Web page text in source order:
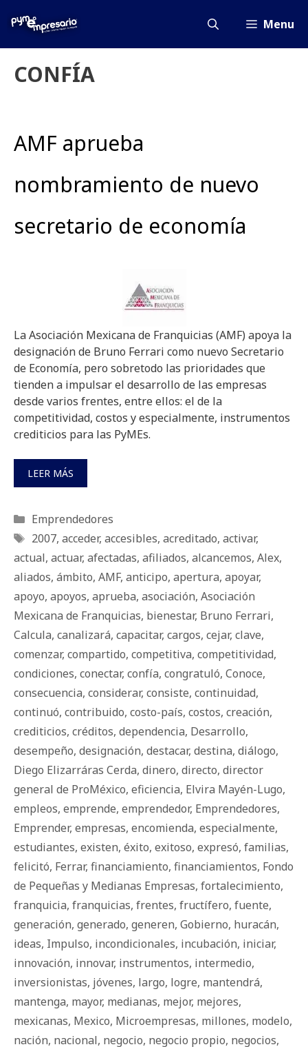
Menu
CONFÍA
AMF aprueba
nombramiento de nuevo
secretario de economía
La Asociación Mexicana de Franquicias (AMF) apoya la
designación de Bruno Ferrari como nuevo Secretario
de Economía, pero sobretodo las prioridades que
tienden a impulsar el desarrollo de las empresas
desde varios frentes, entre ellos: el de la
competitividad, costos y especialmente, instrumentos
crediticios para las PyMEs.
LEER MÁS
Categorías
Emprendedores
Etiquetas
2007, acceder, accesibles, acreditado, activar,
actual, actuar, afectadas, afiliados, alcancemos, Alex,
aliados, ámbito, AMF, anticipo, apertura, apoyar,
apoyo, apoyos, aprueba, asociación, Asociación
Mexicana de Franquicias, bienestar, Bruno Ferrari,
Calcula, canalizará, capacitar, cargos, cejar, clave,
comenzar, compartido, competitiva, competitividad,
condiciones, conectar, confía, congratuló, Conoce,
consecuencia, considerar, consiste, continuidad,
continuó, contribuido, costo-país, costos, creación,
crediticios, créditos, dependencia, Desarrollo,
desempeño, designación, destacar, destina, diálogo,
Diego Elizarráras Cerda, dinero, directo, director
general de ProMéxico, eficiencia, Elvira Mayén-Lugo,
empleos, emprende, emprendedor, Emprendedores,
Emprender, empresas, encomienda, especialmente,
estudiantes, existen, éxito, exitoso, expresó, familias,
felicitó, Ferrar, financiamiento, financiamientos, Fondo
de Pequeñas y Medianas Empresas, fortalecimiento,
franquicia, franquicias, frentes, fructífero, fuente,
generación, generado, generen, Gobierno, huracán,
ideas, Impulso, incondicionales, incubación, iniciar,
innovación, innovar, instrumentos, intermedio,
inversionistas, jóvenes, largo, logre, mantendrá,
mantenga, mayor, medianas, mejor, mejores,
mexicanas, Mexico, Microempresas, millones, modelo,
nación, nacional, negocio, negocio propio, negocios,